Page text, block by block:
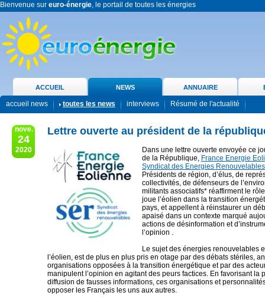
Bienvenue sur euro-énergie, le portail de toutes les énergies
ACCUEIL NEWS ANNUAIRE
accueil news toutes les news interviews Résumé de l'actualité
nove.
24
2020
Lettre ouverte au président de la
Dans une lettre ouverte envoyée ce
de la République, France Energie
Syndicat des Energies Renouvelables
Présidents de région, d’élus, de
collectivités, de défenseurs de
militants associatifs* réaffirment le
joue l’éolien dans la transition
pays, et appellent à réinstaurer un
apaisé dans un contexte marqué
actions de désinformation et
l’opinion .
Le sujet des énergies renouvelables
l’éolien, est de plus en plus pris en otage par des débats stériles,
organisations opposées à la transition énergétique et par des
manipulent l’opinion en agitant des peurs factices. En favorisant la
diffusion de fausses informations, ces organisations et
opposer les Français les uns aux autres.